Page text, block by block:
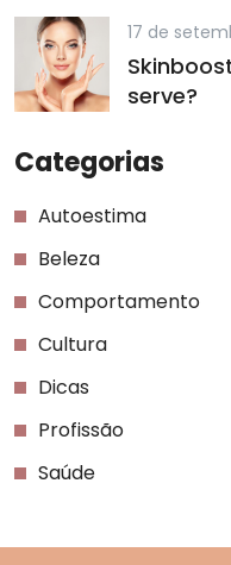
17 de
serve?
Categorias
Autoestima
Beleza
Comportamento
Cultura
Dicas
Profissão
Saúde